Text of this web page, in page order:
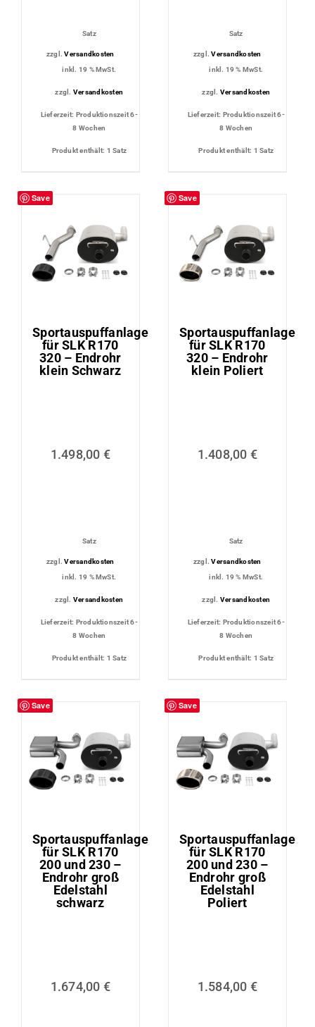
Satz
zzgl.Versandkosten
inkl. 19 % MwSt.
zzgl. Versandkosten
Lieferzeit: Produktionszeit 6-
8 Wochen
Produkt enthält: 1Satz
Satz
zzgl.Versandkosten
inkl. 19 % MwSt.
zzgl. Versandkosten
Lieferzeit: Produktionszeit 6-
8 Wochen
Produkt enthält: 1Satz
Save
Sportauspuffanlage
für SLK R170
320 – Endrohr
klein Schwarz
1.498,00 €
Satz
zzgl.Versandkosten
inkl. 19 % MwSt.
zzgl. Versandkosten
Lieferzeit: Produktionszeit 6-
8 Wochen
Produkt enthält: 1Satz
Save
Sportauspuffanlage
für SLK R170
320 – Endrohr
klein Poliert
1.408,00 €
Satz
zzgl.Versandkosten
inkl. 19 % MwSt.
zzgl. Versandkosten
Lieferzeit: Produktionszeit 6-
8 Wochen
Produkt enthält: 1Satz
Save
Sportauspuffanlage
für SLK R170
200 und 230 –
Endrohr groß
Edelstahl
schwarz
1.674,00 €
Save
Sportauspuffanlage
für SLK R170
200 und 230 –
Endrohr groß
Edelstahl
Poliert
1.584,00 €